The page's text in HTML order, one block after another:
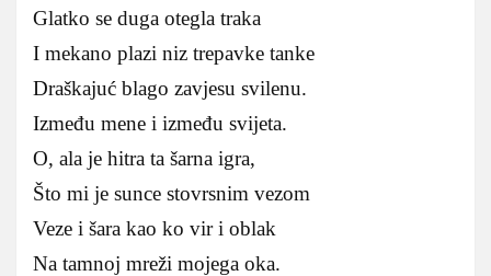
Glatko se duga otegla traka
I mekano plazi niz trepavke tanke
Draškajuć blago zavjesu svilenu.
Između mene i između svijeta.
O, ala je hitra ta šarna igra,
Što mi je sunce stovrsnim vezom
Veze i šara kao ko vir i oblak
Na tamnoj mreži mojega oka.